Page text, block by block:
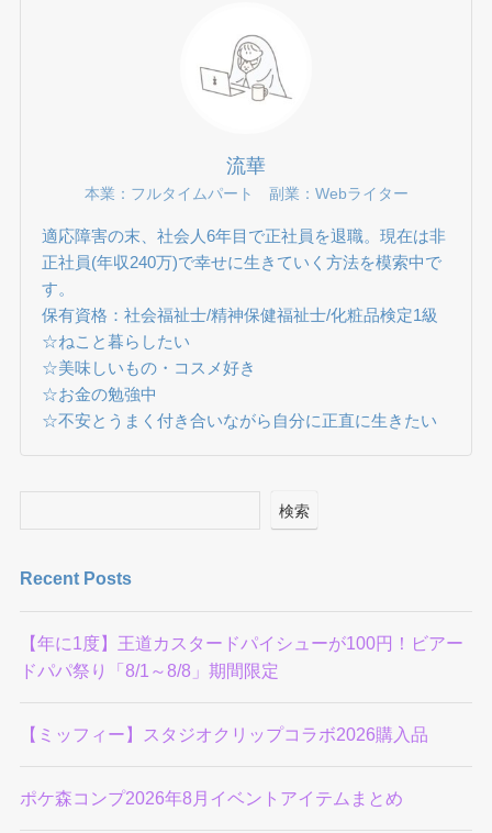
流華
本業：フルタイムパート 副業：Webライター
適応障害の末、社会人6年目で正社員を退職。現在は非
正社員(年収240万)で幸せに生きていく方法を模索中で
す。
保有資格：社会福祉士/精神保健福祉士/化粧品検定1級
☆ねこと暮らしたい
☆美味しいもの・コスメ好き
☆お金の勉強中
☆不安とうまく付き合いながら自分に正直に生きたい
検索
Recent Posts
【年に1度】王道カスタードパイシューが100円！ビアー
ドパパ祭り「8/1～8/8」期間限定
【ミッフィー】スタジオクリップコラボ2026購入品
ポケ森コンプ2026年8月イベントアイテムまとめ